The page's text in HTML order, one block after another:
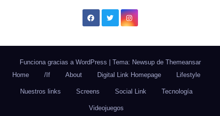
Funciona gracias a WordPress Tema: Newsup de Themeansar
Home
/If About Digital Link Homepage Lifestyle
Nuestros links Screens Social Link Tecnología
Videojuegos